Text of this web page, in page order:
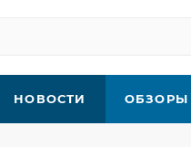
НОВОСТИ ОБЗОРЫ